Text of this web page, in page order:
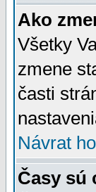
Ako
Všetky
zmene
časti
Návrat
Časy sú